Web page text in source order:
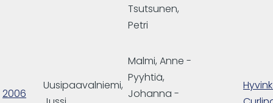
Tsutsunen,
Petri
2006
Uusipaavalniemi,
Malmi, Anne -
Pyyhtiä,
Johanna -